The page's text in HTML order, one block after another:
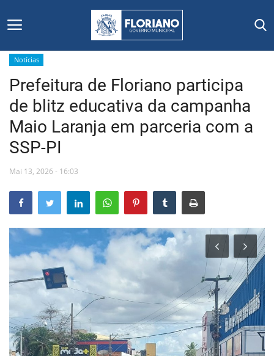
Início
Editais
Floriano
Secretarias e Órgãos
Mural de Licitações
Notícias
Vídeos
Webmail
Contato
Notícias
Prefeitura de Floriano participa
de blitz educativa da campanha
Maio Laranja em parceria com a
SSP-PI
Mai 13, 2026 - 16:03